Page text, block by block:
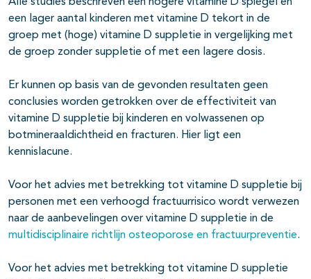
een lager aantal kinderen met vitamine D tekort in de
groep met (hoge) vitamine D suppletie in vergelijking met
de groep zonder suppletie of met een lagere dosis.
Er kunnen op basis van de gevonden resultaten geen
conclusies worden getrokken over de effectiviteit van
vitamine D suppletie bij kinderen en volwassenen op
botmineraaldichtheid en fracturen. Hier ligt een
kennislacune.
Voor het advies met betrekking tot vitamine D suppletie bij
personen met een verhoogd fractuurrisico wordt verwezen
naar de aanbevelingen over vitamine D suppletie in de
multidisciplinaire richtlijn osteoporose en fractuurpreventie.
Voor het advies met betrekking tot vitamine D suppletie